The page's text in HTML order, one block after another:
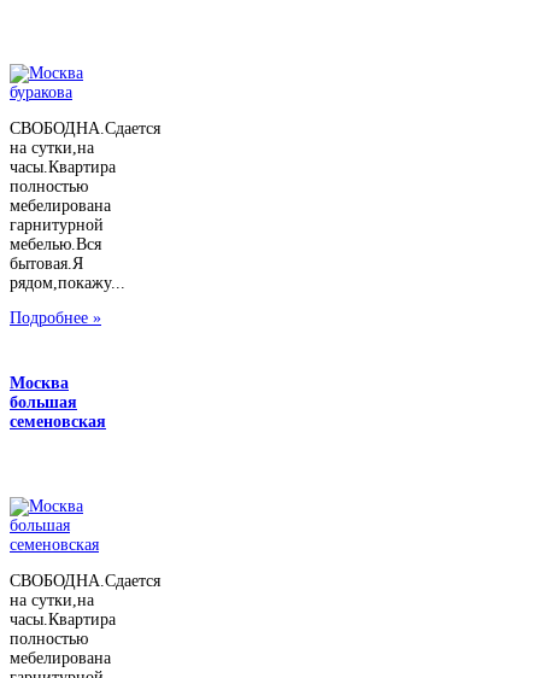
СВОБОДНА.Сдается
на сутки,на
часы.Квартира
полностью
мебелирована
гарнитурной
мебелью.Вся
бытовая.Я
рядом,покажу...
Подробнее »
Москва
большая
семеновская
СВОБОДНА.Сдается
на сутки,на
часы.Квартира
полностью
мебелирована